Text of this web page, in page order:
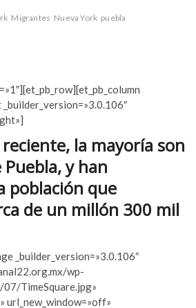
Migrantes Nueva York puebla
la mayoría son
y han
población que
de un millón 300 mil
_builder_version=»3.0.106″
wp-
TimeSquare.jpg»
url_new_window=»off»